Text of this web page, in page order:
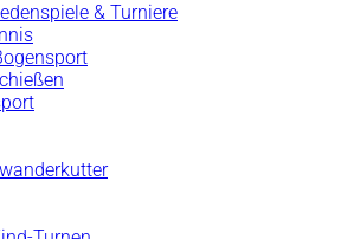
& Turniere